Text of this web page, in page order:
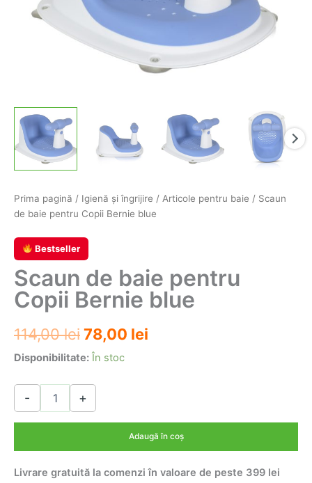
Prima pagină / Igienă şi îngrijire / Articole pentru baie / Scaun
de baie pentru Copii Bernie blue
Bestseller
Scaun de baie pentru
Copii Bernie blue
114,00leiPrețul
inițial
a
fost:
114,00 lei.
78,00 lei
Disponibilitate: În stoc
-
Cantitate
Bernie
+
Adaugă în coș
Livrare gratuită la comenzi în valoare de peste 399 lei